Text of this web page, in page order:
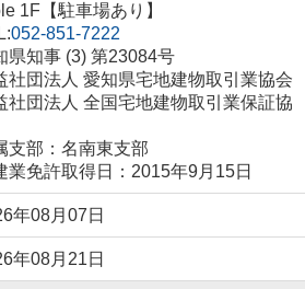
1F【駐車場あり】
052-851-7222
県知事 (3) 第23084号
社団法人 愛知県宅地建物取引業協会
社団法人 全国宅地建物取引業保証協
支部：名南東支部
業免許取得日：2015年9月15日
年08月07日
年08月21日